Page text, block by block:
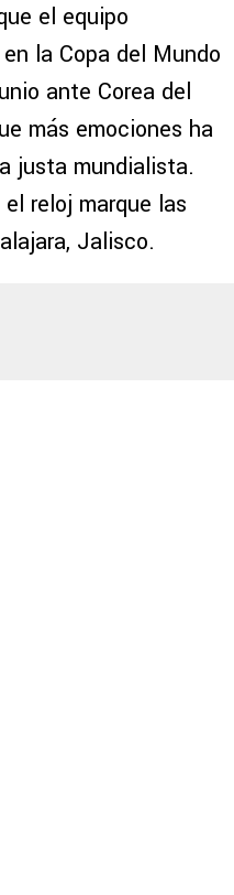
el equipo
la Copa del Mundo
ante Corea del
más emociones ha
justa mundialista.
reloj marque las
Jalisco.